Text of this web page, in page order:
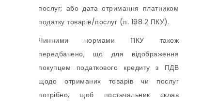
послуг; або дата отримання платником
податку товарів/послуг (п. 198.2 ПКУ).
Чинними нормами ПКУ також
передбачено, що для відображення
покупцем податкового кредиту з ПДВ
щодо отриманих товарів чи послуг
потрібно, щоб постачальник склав